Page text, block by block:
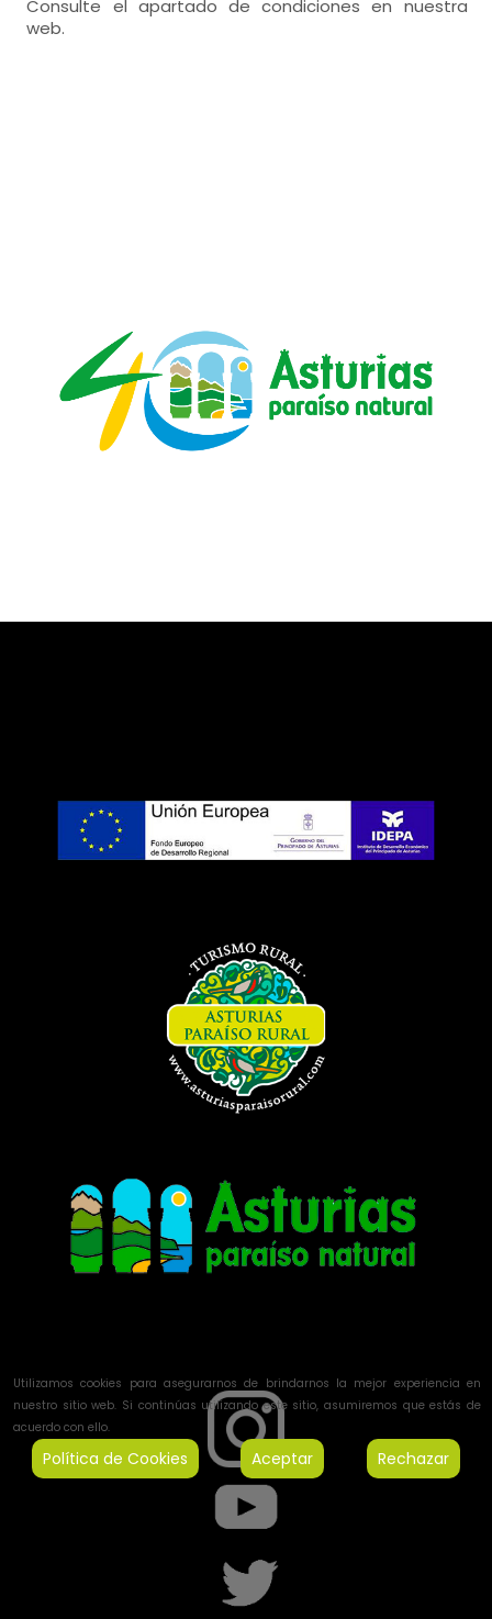
Consulte el apartado de condiciones en nuestra
web.
Utilizamos cookies para asegurarnos de brindarnos la mejor experiencia en
nuestro sitio web. Si continúas utilizando este sitio, asumiremos que estás de
acuerdo con ello.
Política de Cookies Aceptar Rechazar